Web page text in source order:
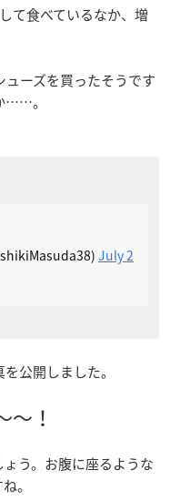
て食べているなか、増
ーズを買ったそうです
……。
July 2
公開しました。
〜！
う。お腹に座るような
。